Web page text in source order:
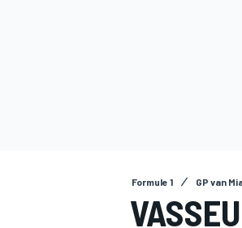
Formule 1 GP van